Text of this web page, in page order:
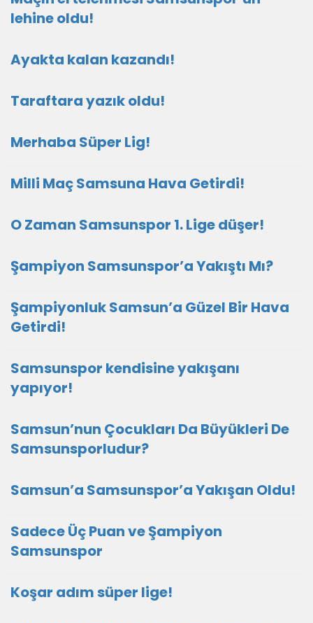
lehine oldu!
Ayakta kalan kazandı!
Taraftara yazık oldu!
Merhaba Süper Lig!
Milli Maç Samsuna Hava Getirdi!
O Zaman Samsunspor 1. Lige düşer!
Şampiyon Samsunspor’a Yakıştı Mı?
Şampiyonluk Samsun’a Güzel Bir Hava
Getirdi!
Samsunspor kendisine yakışanı
yapıyor!
Samsun’nun Çocukları Da Büyükleri De
Samsunsporludur?
Samsun’a Samsunspor’a Yakışan Oldu!
Sadece Üç Puan ve Şampiyon
Samsunspor
Koşar adım süper lige!